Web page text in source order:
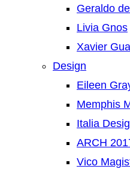
Geraldo
Livia Gnos
Xavier
Design
Eileen
Memphis
Italia
ARCH
Vico